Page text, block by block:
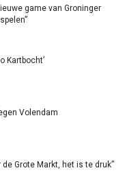
game van Groninger
Kartbocht’
Volendam
Grote Markt, het is te druk”